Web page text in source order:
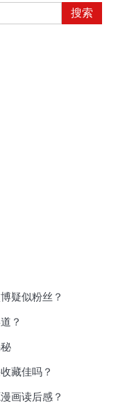
疑似粉丝？
？
藏佳吗？
画读后感？